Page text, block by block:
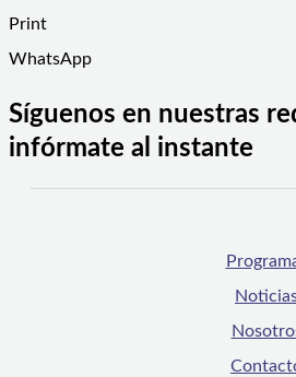
Print
WhatsApp
Síguenos en nuestras
infórmate al instante